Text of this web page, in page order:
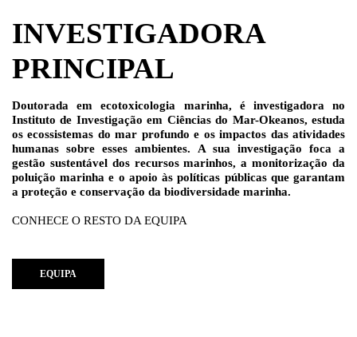
INVESTIGADORA
PRINCIPAL
Doutorada em ecotoxicologia marinha, é investigadora no
Instituto de Investigação em Ciências do Mar-Okeanos, estuda
os ecossistemas do mar profundo e os impactos das atividades
humanas sobre esses ambientes. A sua investigação foca a
gestão sustentável dos recursos marinhos, a monitorização da
poluição marinha e o apoio às políticas públicas que garantam
a proteção e conservação da biodiversidade marinha.
CONHECE O RESTO DA EQUIPA
EQUIPA